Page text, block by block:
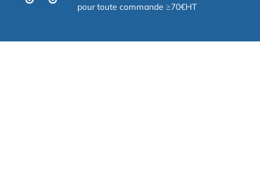
pour toute commande ≥70€HT